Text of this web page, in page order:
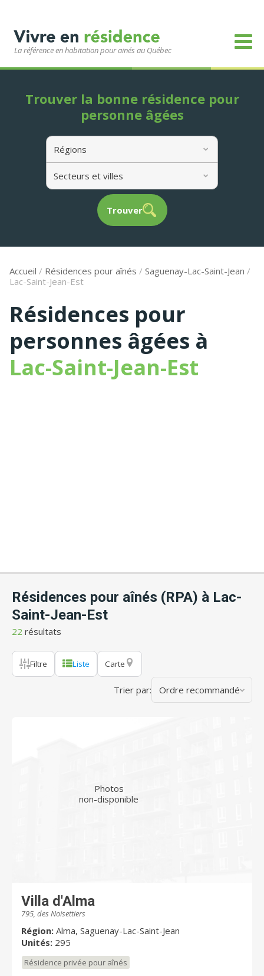
La référence en habitation pour ainés au Québec
Régions
Secteurs et villes
Trouver
Trouver la bonne résidence pour
personne âgées
Accueil / Résidences pour aînés / Saguenay-Lac-Saint-Jean /
Lac-Saint-Jean-Est
Résidences pour
personnes âgées à
Lac-Saint-Jean-Est
Résidences pour aînés (RPA) à Lac-
Saint-Jean-Est
22 résultats
Filtre Liste Carte
Trier par: Ordre recommandé
Photos
non-disponible
Villa d'Alma
795, des Noisettiers
Région: Alma, Saguenay-Lac-Saint-Jean
Unités: 295
Résidence privée pour aînés